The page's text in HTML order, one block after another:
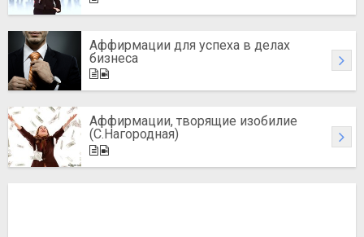
Аффирмации для успеха в делах
бизнеса
Аффирмации, творящие изобилие
(С.Нагородная)